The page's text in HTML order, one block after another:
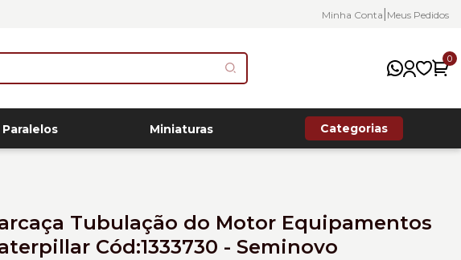
Minha Conta Meus Pedidos
0
Paralelos Miniaturas Categorias
Tubulação do Motor Equipamentos
Cód:1333730 - Seminovo